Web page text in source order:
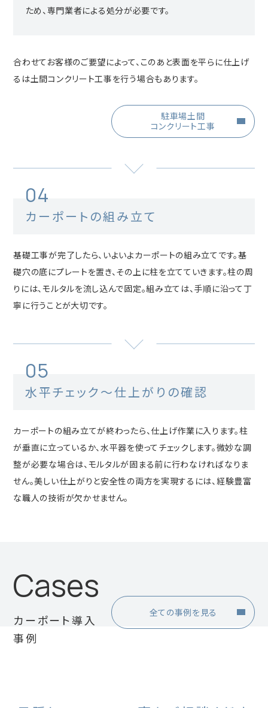
ため、専門業者による処分が必要です。
合わせてお客様のご要望によって、このあと表面を平らに仕上げ
るは土間コンクリート工事を行う場合もあります。
駐車場土間
コンクリート工事
04
カーポートの組み立て
基礎工事が完了したら、いよいよカーポートの組み立てです。基
礎穴の底にプレートを置き、その上に柱を立てていきます。柱の周
りには、モルタルを流し込んで固定。組み立ては、手順に沿って丁
寧に行うことが大切です。
05
水平チェック～仕上がりの確認
カーポートの組み立てが終わったら、仕上げ作業に入ります。柱
が垂直に立っているか、水平器を使ってチェックします。微妙な調
整が必要な場合は、モルタルが固まる前に行わなければなりま
せん。美しい仕上がりと安全性の両方を実現するには、経験豊富
な職人の技術が欠かせません。
Cases
カーポート導入
事例
全ての事例を見る